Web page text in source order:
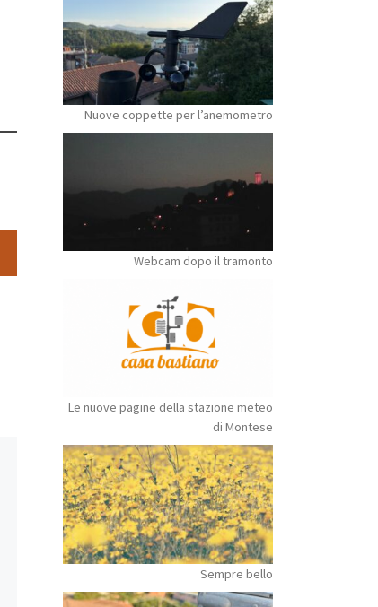
Nuove coppette per l’anemometro
Webcam dopo il tramonto
Le nuove pagine della stazione meteo
di Montese
Sempre bello